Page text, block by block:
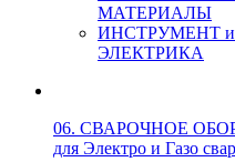
МАТЕРИАЛЫ
ИНСТРУМЕНТ
ЭЛЕКТРИКА
06. СВАРОЧНОЕ
для Электро и Газо